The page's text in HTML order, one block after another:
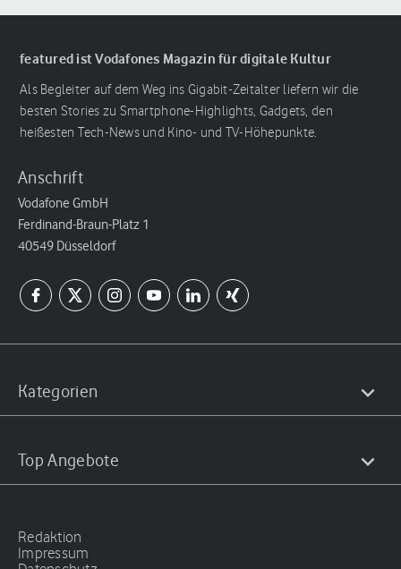
featured ist Vodafones Magazin für digitale Kultur
Als Begleiter auf dem Weg ins Gigabit-Zeitalter liefern wir die
besten Stories zu Smartphone-Highlights, Gadgets, den
heißesten Tech-News und Kino- und TV-Höhepunkte.
Anschrift
Vodafone GmbH
Ferdinand-Braun-Platz 1
40549 Düsseldorf
Kategorien
Top Angebote
Redaktion
Impressum